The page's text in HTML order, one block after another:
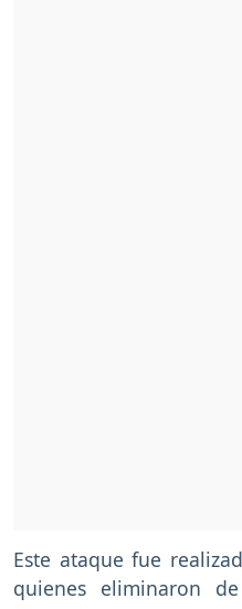
Este ataque fue
quienes eliminaron